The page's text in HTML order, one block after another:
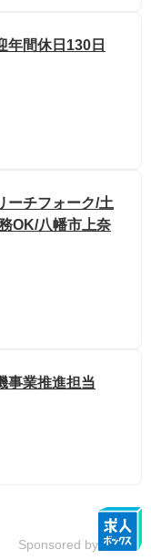
年間休日130日
ーチフォーク/土
OK/八幡市上奈
事業推進担当
Sponsored by